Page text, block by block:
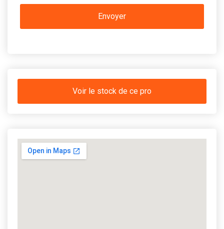
Voir le stock de ce pro